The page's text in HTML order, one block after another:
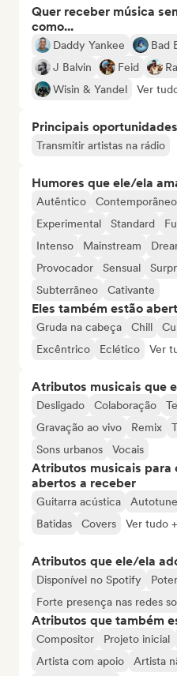
Quer receber música
como...
Daddy Yankee Bad
J Balvin
Feid
Wisin & Yandel
Ver
Principais oportunidades
Transmitir artistas na rádio
Humores que ele/ela
Autêntico Contemporâneo
Experimental
Standard
Intenso
Mainstream
Provocador
Sensual
Subterrâneo
Cativante
Eles também estão
Gruda na cabeça Chill
Excêntrico
Eclético Ver
Atributos musicais que
Desligado Colaboração
Gravação ao vivo
Remix
Sons urbanos
Vocais
Atributos musicais para
abertos a receber
Guitarra acústica Autotune
Batidas
Covers Ver tudo
Atributos que ele/ela
Disponível no Spotify
Forte presença nas redes
Atributos que também
Compositor Projeto inicial
Artista com apoio
Artista